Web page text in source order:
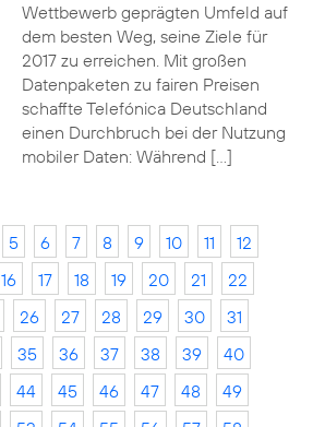
Wettbewerb geprägten Umfeld auf
dem besten Weg, seine Ziele für
2017 zu erreichen. Mit großen
Datenpaketen zu fairen Preisen
schaffte Telefónica Deutschland
einen Durchbruch bei der Nutzung
mobiler Daten: Während […]
5 6 7 8 9 10 11
12
16 17 18 19 20 21
22
26 27 28 29 30
31
35 36 37 38 39
40
44 45 46 47 48
49